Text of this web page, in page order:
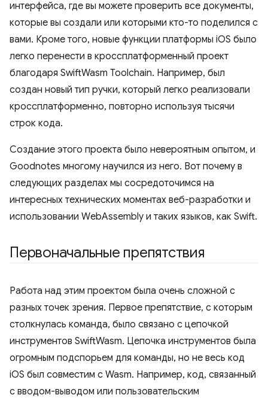
интерфейса, где вы можете проверить все документы,
которые вы создали или которыми кто-то поделился с
вами. Кроме того, новые функции платформы iOS было
легко перенести в кроссплатформенный проект
благодаря SwiftWasm Toolchain. Например, был
создан новый тип ручки, который легко реализовали
кроссплатформенно, повторно используя тысячи
строк кода.
Создание этого проекта было невероятным опытом, и
Goodnotes многому научился из него. Вот почему в
следующих разделах мы сосредоточимся на
интересных технических моментах веб-разработки и
использовании WebAssembly и таких языков, как Swift.
Первоначальные препятствия
Работа над этим проектом была очень сложной с
разных точек зрения. Первое препятствие, с которым
столкнулась команда, было связано с цепочкой
инструментов SwiftWasm. Цепочка инструментов была
огромным подспорьем для команды, но не весь код
iOS был совместим с Wasm. Например, код, связанный
с вводом-выводом или пользовательским